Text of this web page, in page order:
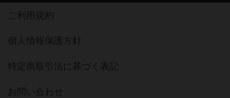
ご利用規約
個人情報保護方針
特定商取引法に基づく表記
お問い合わせ